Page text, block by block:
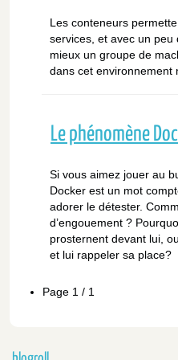
Les conteneurs
services, et avec un peu
mieux un groupe de
dans cet environnement
Le phénomène
Si vous aimez jouer au
Docker est un mot
adorer le détester.
d’engouement ?
prosternent devant lui,
et lui rappeler sa place?
Page 1 / 1